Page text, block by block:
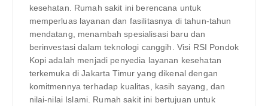
kesehatan. Rumah sakit ini berencana untuk
memperluas layanan dan fasilitasnya di tahun-tahun
mendatang, menambah spesialisasi baru dan
berinvestasi dalam teknologi canggih. Visi RSI Pondok
Kopi adalah menjadi penyedia layanan kesehatan
terkemuka di Jakarta Timur yang dikenal dengan
komitmennya terhadap kualitas, kasih sayang, dan
nilai-nilai Islami. Rumah sakit ini bertujuan untuk